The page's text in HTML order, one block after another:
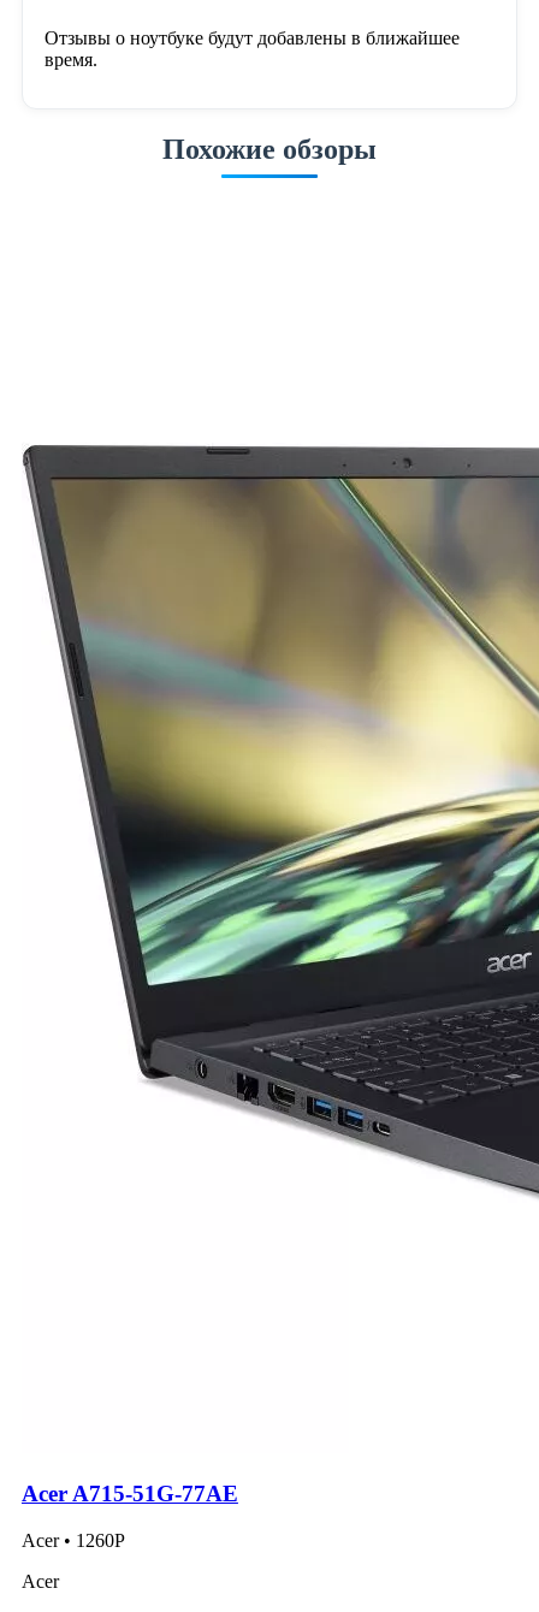
Отзывы о ноутбуке будут добавлены в ближайшее
время.
Похожие обзоры
Acer A715-51G-77AE
Acer • 1260P
Acer